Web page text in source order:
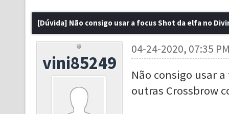
[Dúvida] Não consigo usar a focus Shot da elfa no
vini85249
04-24-2020, 07:35
Não consigo usar
outras Crossbrow